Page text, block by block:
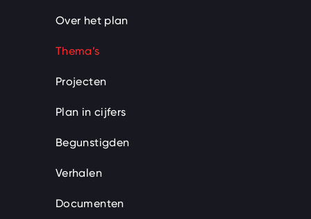
Over het plan
Thema’s
Projecten
Plan in cijfers
Begunstigden
Verhalen
Documenten